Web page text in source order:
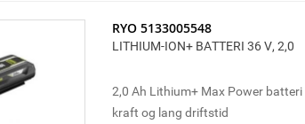
RYO 5133005548
LITHIUM-ION+ BATTERI 36 V, 2,0
2,0 Ah Lithium+ Max Power
kraft og lang driftstid